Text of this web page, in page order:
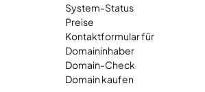
System-Status
Preise
Kontaktformular für
Domaininhaber
Domain-Check
Domain kaufen